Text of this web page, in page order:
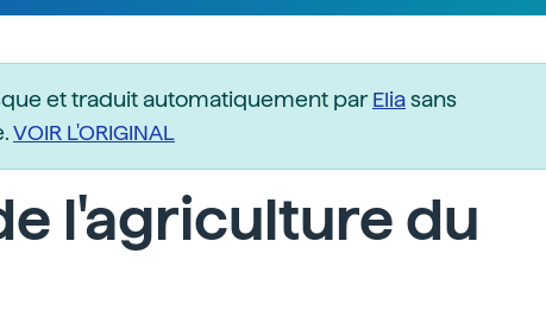
et traduit automatiquement parEliasans
VOIR L'ORIGINAL
l'agriculture du